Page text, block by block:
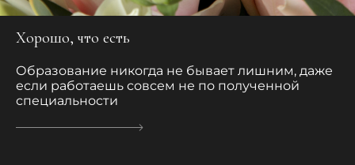
Хорошо, что есть
Образование никогда не бывает лишним, даже
если работаешь совсем не по полученной
специальности